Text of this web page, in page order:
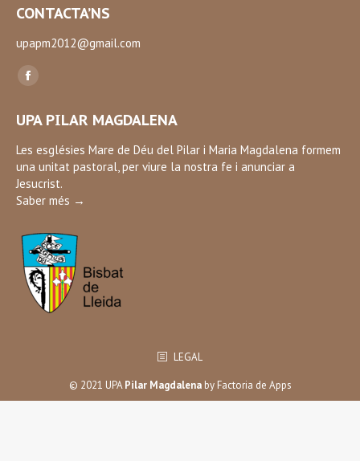
CONTACTA’NS
upapm2012@gmail.com
Find us on:
Facebook
opens
in
new
window
UPA PILAR MAGDALENA
Les esglésies Mare de Déu del Pilar i Maria Magdalena formem
una unitat pastoral, per viure la nostra fe i anunciar a
Jesucrist.
Saber més →
LEGAL
© 2021 UPAPilar Magdalenaby Factoria de Apps